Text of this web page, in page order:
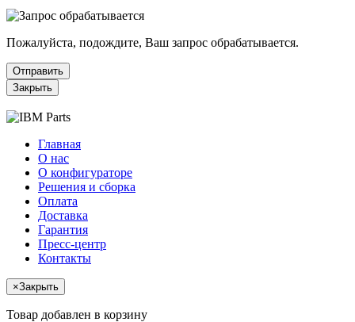
Пожалуйста, подождите, Ваш запрос обрабатывается.
Отправить
Закрыть
Главная
О нас
О конфигураторе
Решения и сборка
Оплата
Доставка
Гарантия
Пресс-центр
Контакты
×Закрыть
Товар добавлен в корзину